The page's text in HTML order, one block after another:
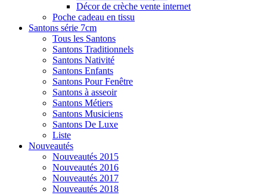
Décor de crèche vente internet
Poche cadeau en tissu
Santons série 7cm
Tous les Santons
Santons Traditionnels
Santons Nativité
Santons Enfants
Santons Pour Fenêtre
Santons à asseoir
Santons Métiers
Santons Musiciens
Santons De Luxe
Liste
Nouveautés
Nouveautés 2015
Nouveautés 2016
Nouveautés 2017
Nouveautés 2018